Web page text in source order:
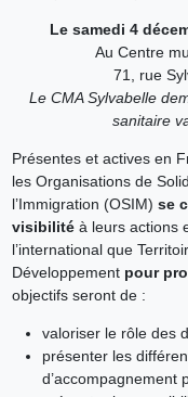
Le samedi 4
Au Centre
71, rue
Le CMA Sylvabelle
sanitaire
Présentes et actives en
les Organisations de
l’Immigration (OSIM) se
visibilité à leurs actions
l’international que
Développement pour
objectifs seront de :
valoriser le rôle des
présenter les
d’accompagnement